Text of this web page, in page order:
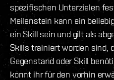
spezifischen Unterzielen
Meilenstein kann ein
ein Skill sein und gilt als
Skills trainiert worden sind,
Gegenstand oder Skill
könnt ihr für den vorhin